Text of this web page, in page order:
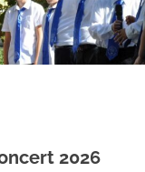
2026